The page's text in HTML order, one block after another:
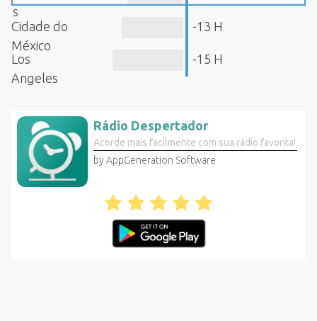
s
Cidade do
México
-13 H
Los
Angeles
-15 H
Rádio Despertador
Acorde mais facilmente com sua rádio favorita!
by AppGeneration Software